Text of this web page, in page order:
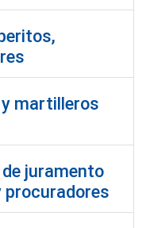
martilleros
juramento